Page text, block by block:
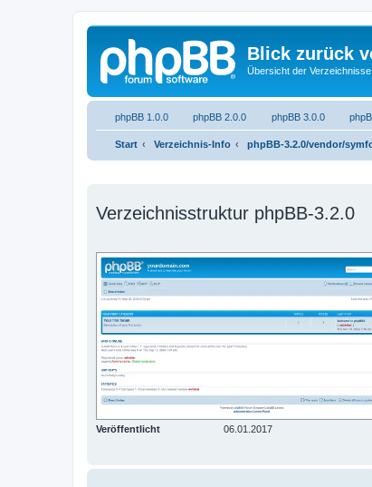
Blick zurück
Übersicht der
phpBB 1.0.0 phpBB 2.0.0 phpBB 3.0.0
Start Verzeichnis-Info phpBB-3.2.0/vendor/
Verzeichnisstruktur phpBB-3.2.0
Veröffentlicht 06.01.2017